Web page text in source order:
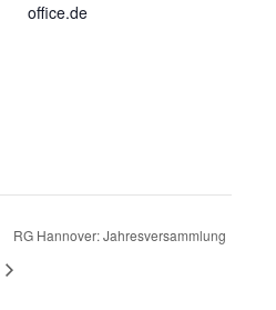
office.de
RG Hannover: Jahresversammlung